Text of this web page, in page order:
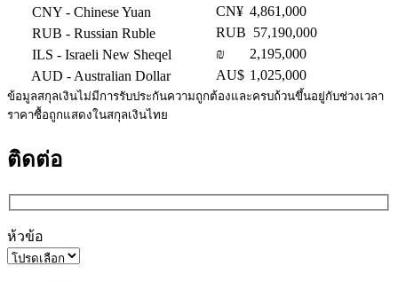
CNY - Chinese Yuan CN¥ 4,861,000
RUB - Russian Ruble RUB 57,190,000
ILS - Israeli New Sheqel ₪
2,195,000
AUD - Australian Dollar AU$ 1,025,000
ข้อมูลสกุลเงินไม่มีการรับประกันความถูกต้องและครบถ้วนขึ้นอยู่กับช่วงเวลา
ราคาซื้อถูกแสดงในสกุลเงินไทย
ติดต่อ
ห้วข้อ